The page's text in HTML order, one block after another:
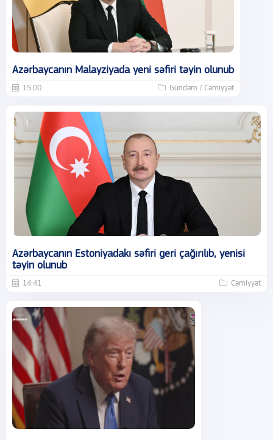
Azərbaycanın Malayziyada yeni səfiri təyin olunub
15:00 Gündəm / Cəmiyyət
Azərbaycanın Estoniyadakı səfiri geri çağırılıb, yenisi
təyin olunub
14:41 Cəmiyyət